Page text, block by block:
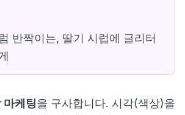
반짝이는, 딸기 시럽에 글리터
마케팅을 구사합니다. 시각(색상)을